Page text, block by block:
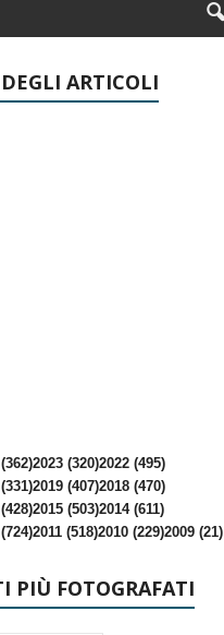
ARTICOLI
2023 (320)2022 (495)
2019 (407)2018 (470)
2015 (503)2014 (611)
2011 (518)2010 (229)2009 (21)
PIÙ FOTOGRAFATI